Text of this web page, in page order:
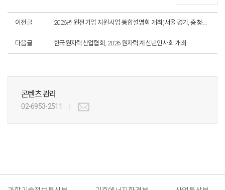
이전글 2026년 원전기업 지원사업 통합설명회 개최(서울·경기, 충청·호남, 경상권)
다음글 한국원자력산업협회, 2026 원자력계 신년인사회 개최
콘텐츠 관리
02-6953-2511